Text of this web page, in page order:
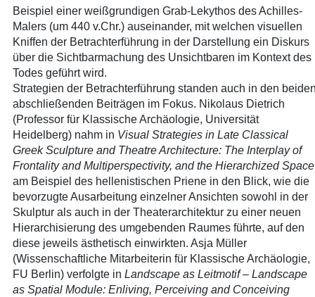
Beispiel einer weißgrundigen Grab-Lekythos des Achilles-
Malers (um 440 v.Chr.) auseinander, mit welchen visuellen
Kniffen der Betrachterführung in der Darstellung ein Diskurs
über die Sichtbarmachung des Unsichtbaren im Kontext des
Todes geführt wird.
Strategien der Betrachterführung standen auch in den
abschließenden Beiträgen im Fokus. Nikolaus Dietrich
(Professor für Klassische Archäologie, Universität
Heidelberg) nahm in Visual Strategies in Late Classical
Greek Sculpture and Theatre Architecture: The Interplay of
Frontality and Multiperspectivity, and the Hierarchized Space
am Beispiel des hellenistischen Priene in den Blick, wie die
bevorzugte Ausarbeitung einzelner Ansichten sowohl in der
Skulptur als auch in der Theaterarchitektur zu einer neuen
Hierarchisierung des umgebenden Raumes führte, auf den
diese jeweils ästhetisch einwirkten. Asja Müller
(Wissenschaftliche Mitarbeiterin für Klassische Archäologie,
FU Berlin) verfolgte in Landscape as Leitmotif – Landscape
as Spatial Module: Enliving, Perceiving and Conceiving